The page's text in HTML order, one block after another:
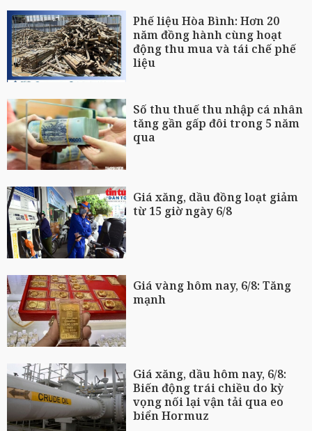
Phế liệu Hòa Bình: Hơn 20
năm đồng hành cùng hoạt
động thu mua và tái chế phế
liệu
Số thu thuế thu nhập cá nhân
tăng gần gấp đôi trong 5 năm
qua
Giá xăng, dầu đồng loạt giảm
từ 15 giờ ngày 6/8
Giá vàng hôm nay, 6/8: Tăng
mạnh
Giá xăng, dầu hôm nay, 6/8:
Biến động trái chiều do kỳ
vọng nối lại vận tải qua eo
biển Hormuz